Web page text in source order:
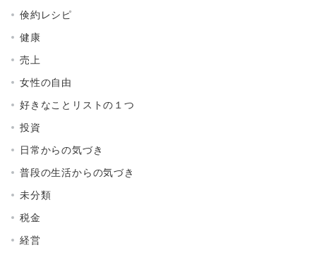
倹約レシピ
健康
売上
女性の自由
好きなことリストの１つ
投資
日常からの気づき
普段の生活からの気づき
未分類
税金
経営